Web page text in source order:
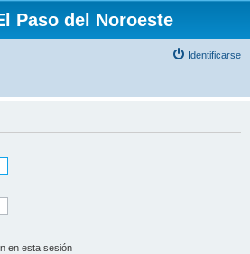
Paso del Noroeste
Identificarse
en esta sesión